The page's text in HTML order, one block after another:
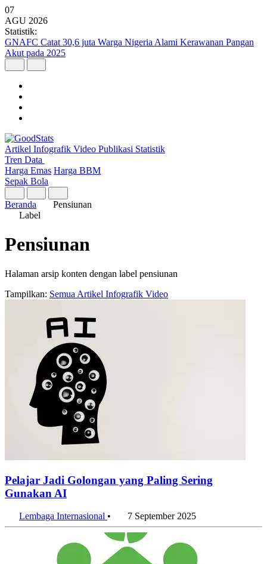
07
AGU 2026
Statistik:
GNAFC Catat 30,6 juta Warga Nigeria Alami Kerawanan Pangan
Akut pada 2025
Artikel Infografik Video Publikasi Statistik
Tren Data
Harga Emas Harga BBM
Sepak Bola
Beranda
Pensiunan
Label
Pensiunan
Halaman arsip konten dengan label pensiunan
Tampilkan: Semua Artikel Infografik Video
Pelajar Jadi Golongan yang Paling Sering
Gunakan AI
Lembaga Internasional • 7 September 2025